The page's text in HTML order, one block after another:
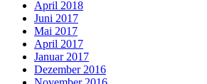
April 2018
Juni 2017
Mai 2017
April 2017
Januar 2017
Dezember 2016